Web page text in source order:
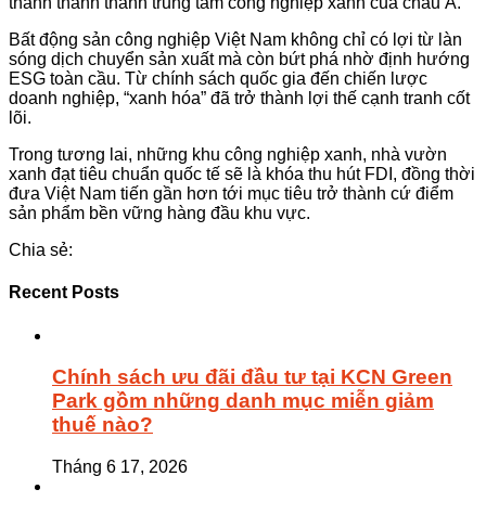
Bất động sản công nghiệp Việt Nam không chỉ có lợi từ làn
sóng dịch chuyển sản xuất mà còn bứt phá nhờ định hướng
ESG toàn cầu. Từ chính sách quốc gia đến chiến lược
doanh nghiệp, “xanh hóa” đã trở thành lợi thế cạnh tranh cốt
lõi.
Trong tương lai, những khu công nghiệp xanh, nhà vườn
xanh đạt tiêu chuẩn quốc tế sẽ là khóa thu hút FDI, đồng thời
đưa Việt Nam tiến gần hơn tới mục tiêu trở thành cứ điểm
sản phẩm bền vững hàng đầu khu vực.
Chia sẻ:
Recent Posts
Chính sách ưu đãi đầu tư tại KCN Green
Park gồm những danh mục miễn giảm
thuế nào?
Tháng 6 17, 2026